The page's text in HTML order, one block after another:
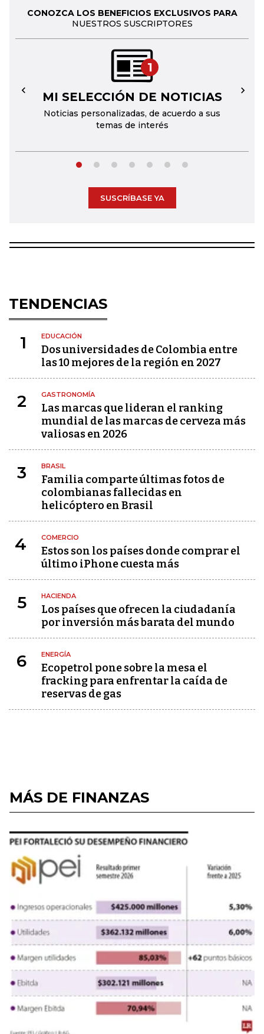
CONOZCA LOS BENEFICIOS EXCLUSIVOS PARA
NUESTROS SUSCRIPTORES
1
MI SELECCIÓN DE NOTICIAS
Noticias personalizadas, de acuerdo a sus
temas de interés
← →
SUSCRÍBASE YA
TENDENCIAS
1 EDUCACIÓN
Dos universidades de Colombia entre
las 10 mejores de la región en 2027
2 GASTRONOMÍA
Las marcas que lideran el ranking
mundial de las marcas de cerveza más
valiosas en 2026
3 BRASIL
Familia comparte últimas fotos de
colombianas fallecidas en
helicóptero en Brasil
4 COMERCIO
Estos son los países donde comprar el
último iPhone cuesta más
5 HACIENDA
Los países que ofrecen la ciudadanía
por inversión más barata del mundo
6 ENERGÍA
Ecopetrol pone sobre la mesa el
fracking para enfrentar la caída de
reservas de gas
MÁS DE FINANZAS